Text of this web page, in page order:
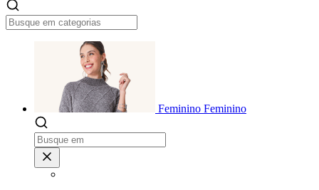
Feminino Feminino